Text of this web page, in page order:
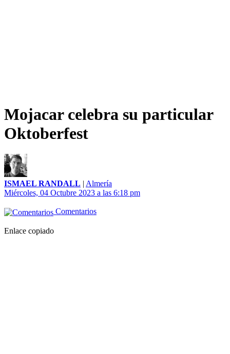
Mojacar celebra su particular
Oktoberfest
ISMAEL RANDALL | Almería
Miércoles, 04 Octubre 2023 a las 6:18 pm
Comentarios
Enlace copiado